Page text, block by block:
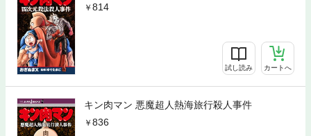
814
試し読み カートへ
キン肉マン 悪魔超人熱海旅行殺人事件
836